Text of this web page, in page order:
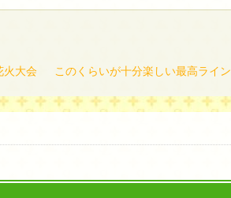
火大会 このくらいが十分楽しい最高ライン